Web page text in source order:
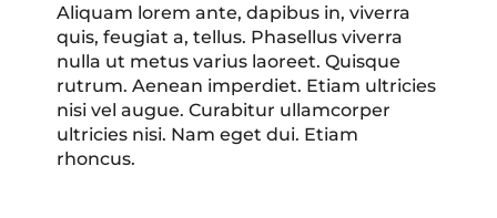
Aliquam lorem ante, dapibus in, viverra
quis, feugiat a, tellus. Phasellus viverra
nulla ut metus varius laoreet. Quisque
rutrum. Aenean imperdiet. Etiam ultricies
nisi vel augue. Curabitur ullamcorper
ultricies nisi. Nam eget dui. Etiam
rhoncus.